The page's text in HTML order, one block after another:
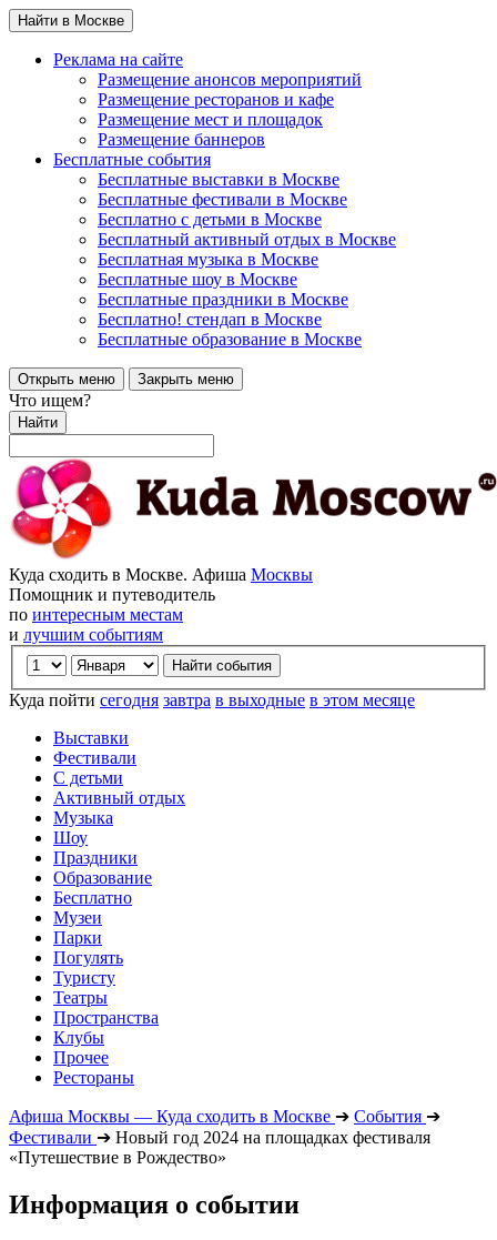
Найти в Москве
Реклама на сайте
Размещение анонсов мероприятий
Размещение ресторанов и кафе
Размещение мест и площадок
Размещение баннеров
Бесплатные события
Бесплатные выставки в Москве
Бесплатные фестивали в Москве
Бесплатно с детьми в Москве
Бесплатный активный отдых в Москве
Бесплатная музыка в Москве
Бесплатные шоу в Москве
Бесплатные праздники в Москве
Бесплатно! стендап в Москве
Бесплатные образование в Москве
Открыть меню Закрыть меню
Что ищем?
Найти
Куда сходить в Москве. Афиша Москвы
Помощник и путеводитель
по интересным местам
и лучшим событиям
Куда пойти сегодня завтра в выходные в этом месяце
Выставки
Фестивали
С детьми
Активный отдых
Музыка
Шоу
Праздники
Образование
Бесплатно
Музеи
Парки
Погулять
Туристу
Театры
Пространства
Клубы
Прочее
Рестораны
Афиша Москвы — Куда сходить в Москве ➔ События ➔
Фестивали ➔ Новый год 2024 на площадках фестиваля
«Путешествие в Рождество»
Информация о событии